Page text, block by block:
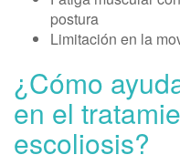
postura
Limitación en la
¿Cómo
en el
escoliosis?